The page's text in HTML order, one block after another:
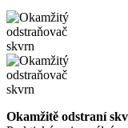
Okamžitě odstraní